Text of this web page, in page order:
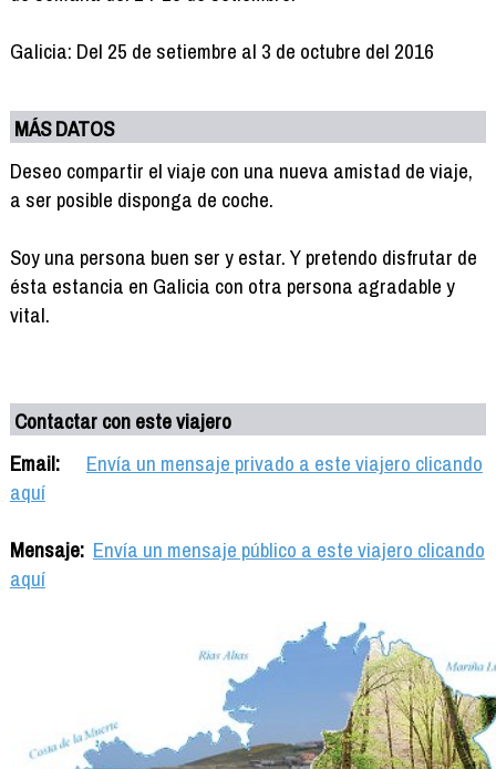
Galicia: Del 25 de setiembre al 3 de octubre del 2016
MÁS DATOS
Deseo compartir el viaje con una nueva amistad de viaje,
a ser posible disponga de coche.
Soy una persona buen ser y estar. Y pretendo disfrutar de
ésta estancia en Galicia con otra persona agradable y
vital.
Contactar con este viajero
Email:
Envía un mensaje privado a este viajero clicando
aquí
Mensaje: Envía un mensaje público a este viajero clicando
aquí